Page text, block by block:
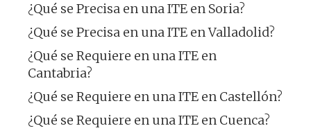
¿Qué se Precisa en una ITE en Soria?
¿Qué se Precisa en una ITE en Valladolid?
¿Qué se Requiere en una ITE en
Cantabria?
¿Qué se Requiere en una ITE en Castellón?
¿Qué se Requiere en una ITE en Cuenca?